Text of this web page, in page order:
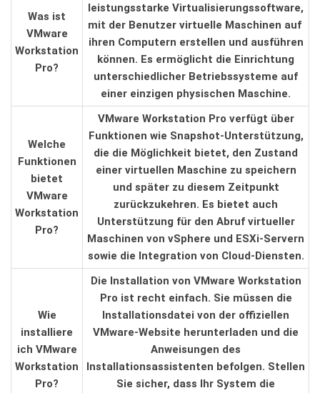
Was ist
VMware
Workstation
Pro?
leistungsstarke​ Virtualisierungssoftware,‍
mit der Benutzer virtuelle ‍Maschinen auf ​
ihren Computern ⁢erstellen ‌und ausführen⁣
können.‌ Es ermöglicht ⁤die Einrichtung
unterschiedlicher Betriebssysteme ⁣auf
einer einzigen physischen Maschine.
Welche
Funktionen
bietet
VMware
Workstation
⁣Pro?
VMware Workstation Pro verfügt über
Funktionen wie Snapshot-Unterstützung,⁣
die ​die Möglichkeit ‍bietet, den Zustand
einer ⁤virtuellen Maschine zu⁣ speichern
⁣und später zu diesem Zeitpunkt
zurückzukehren. Es bietet auch
Unterstützung für den Abruf virtueller
Maschinen von vSphere und ESXi-Servern
sowie die ⁢Integration von‍ Cloud-Diensten.
Wie
installiere
ich VMware
⁤Workstation
Pro?
Die⁤ Installation von VMware Workstation
Pro ist recht⁤ einfach. Sie müssen die
Installationsdatei‍ von der‍ offiziellen
VMware-Website⁤ herunterladen und die‍
Anweisungen des
⁣Installationsassistenten befolgen. Stellen
Sie sicher, dass Ihr System die